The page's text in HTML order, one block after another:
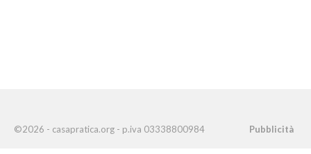
©2026 - casapratica.org - p.iva 03338800984 Pubblicità